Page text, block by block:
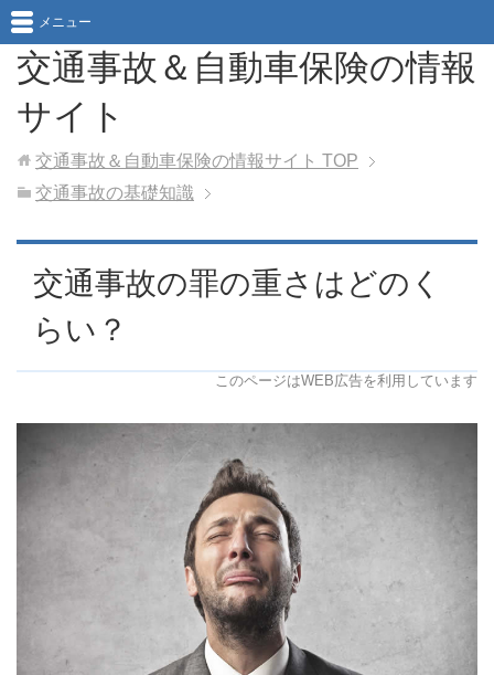
交通事故＆自動車保険の情報
サイト
メニュー
交通事故＆自動車保険の情報サイト TOP
交通事故の基礎知識
交通事故の罪の重さはどのく
らい？
このページはWEB広告を利用しています